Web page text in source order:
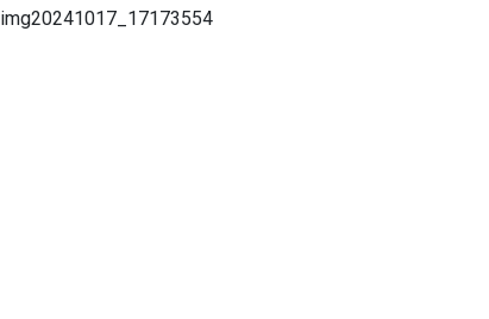
img20241017_17173554